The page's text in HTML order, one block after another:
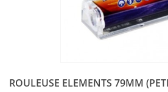
ROULEUSE ELEMENTS 79MM